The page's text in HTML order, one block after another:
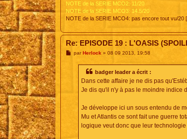
NOTE de la SERIE MCO2: 11/20
NOTE de la SERIE MCO3: 14.5/20
NOTE de la SERIE MCO4: pas encore tout vu/20
Re: EPISODE 19 : L'OASIS
MparHerlock » 08 09 2013, 19:58
badger leader a écrit :
Dans cette affaire je ne dis pas
Je dis qu'il n'y à pas le moindre indice
Je développe ici un sous entendu de
Mu et Atlantis ce sont fait une guerre
logique veut donc que leur